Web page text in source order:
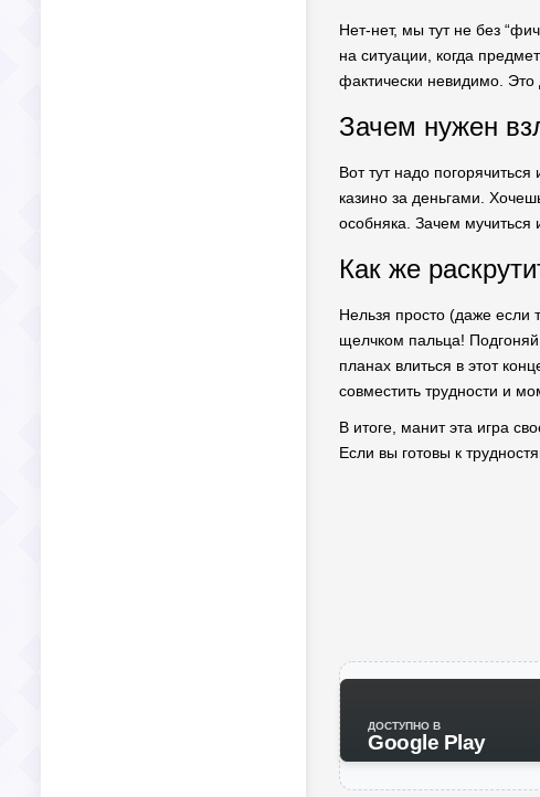
Нет-нет, мы тут не без
на ситуации, когда
фактически невидимо. Это
Зачем нужен
Вот тут надо
казино за деньгами.
особняка. Зачем мучиться
Как же
Нельзя просто (даже если
щелчком пальца!
планах влиться в этот
совместить трудности и
В итоге, манит эта игра
Если вы готовы к
ДОСТУПНО В
Google Play